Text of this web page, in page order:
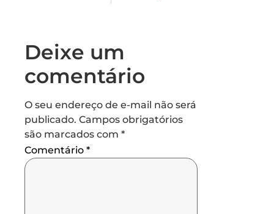
Deixe um
comentário
O seu endereço de e-mail não será
publicado. Campos obrigatórios
são marcados com *
Comentário *